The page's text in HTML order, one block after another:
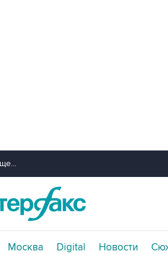
Москва Digital Новости